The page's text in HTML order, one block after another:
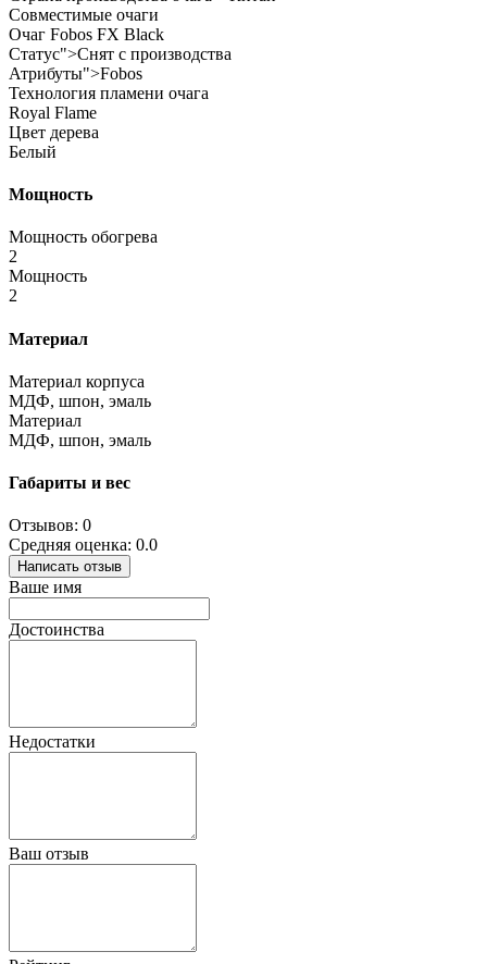
Совместимые очаги
Очаг Fobos FX Black
Статус">Снят с производства
Атрибуты">Fobos
Технология пламени очага
Royal Flame
Цвет дерева
Белый
Мощность
Мощность обогрева
2
Мощность
2
Материал
Материал корпуса
МДФ, шпон, эмаль
Материал
МДФ, шпон, эмаль
Габариты и вес
Отзывов: 0
Средняя оценка: 0.0
Написать отзыв
Ваше имя
Достоинства
Недостатки
Ваш отзыв